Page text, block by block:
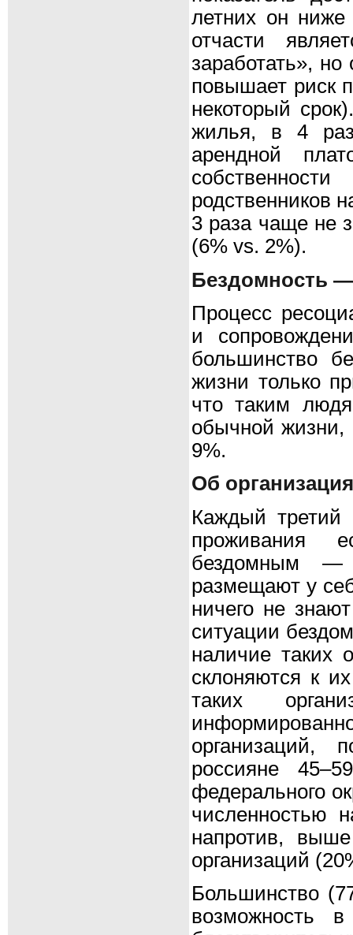
летних он
отчасти
заработать», но
повышает риск
некоторый
жилья, в 4
арендной
родственников
3 раза чаще не
(6% vs. 2%).
Бездомность
Процесс
и
большинство
жизни только
что таким
обычной жизни,
9%.
Об
Каждый третий
проживания
бездомным —
размещают у
ничего не
ситуации
наличие таких
склоняются к
таких
организаций,
россияне
федерального
численностью
напротив,
организаций
Большинство
возможность